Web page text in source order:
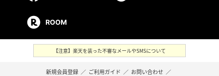
ROOM
【注意】楽天を装った不審なメールやSMSについて
新規会員登録 ／ ご利用ガイド ／ お問い合わせ ／